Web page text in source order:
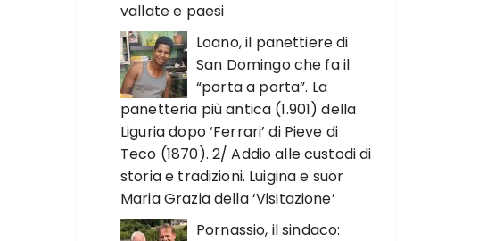
vallate e paesi
Loano, il panettiere di
San Domingo che fa il
“porta a porta”. La
panetteria più antica (1.901) della
Liguria dopo ‘Ferrari’ di Pieve di
Teco (1870). 2/ Addio alle custodi di
storia e tradizioni. Luigina e suor
Maria Grazia della ‘Visitazione’
Pornassio, il sindaco: